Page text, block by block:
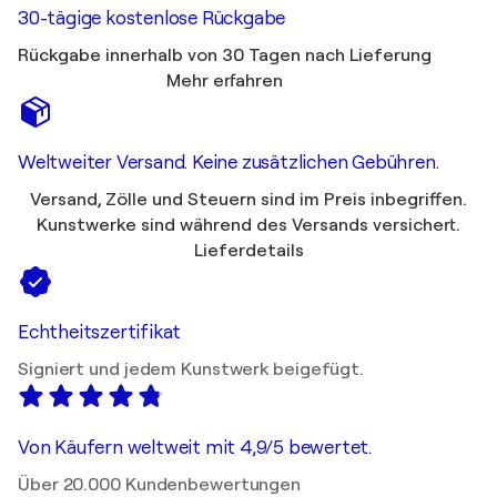
30-tägige kostenlose Rückgabe
Rückgabe innerhalb von 30 Tagen nach Lieferung
Mehr erfahren
Weltweiter Versand. Keine zusätzlichen Gebühren.
Versand, Zölle und Steuern sind im Preis inbegriffen.
Kunstwerke sind während des Versands versichert.
Lieferdetails
Echtheitszertifikat
Signiert und jedem Kunstwerk beigefügt.
Von Käufern weltweit mit 4,9/5 bewertet.
Über 20.000 Kundenbewertungen